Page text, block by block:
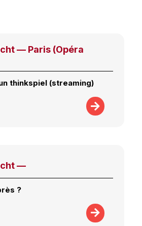
— Paris (Opéra
thinkspiel (streaming)
—
?